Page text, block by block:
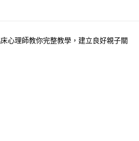
心理師教你完整教學，建立良好親子關